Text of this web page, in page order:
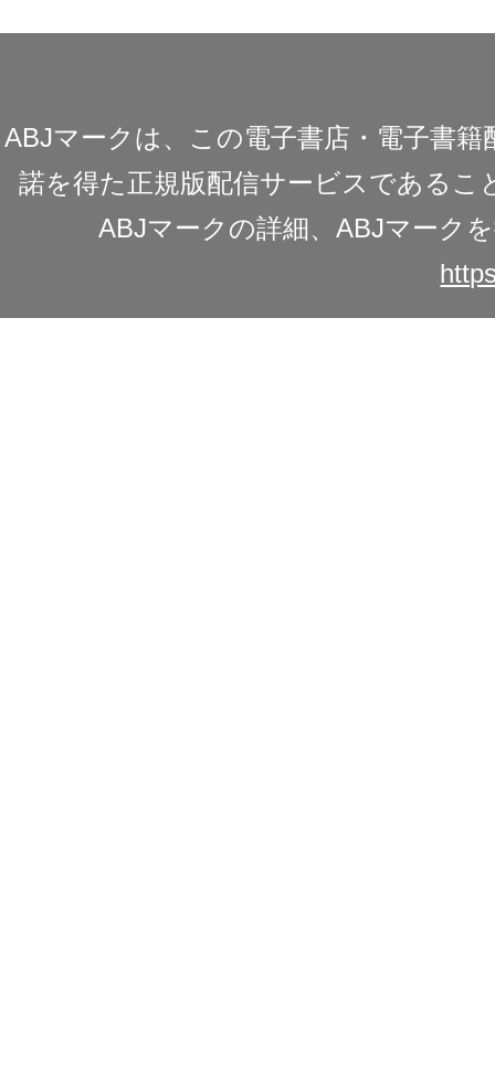
ABJマークは、この電子書店・電子書
諾を得た正規版配信サービスであるこ
ABJマークの詳細、ABJマーク